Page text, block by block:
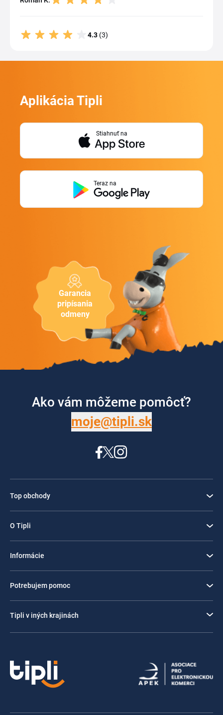
4.3 (3)
Garancia
pripísania
odmeny
Aplikácia Tipli
Stiahnuť na
Teraz na
Ako vám môžeme pomôcť?
moje@tipli.sk
Top obchody
O Tipli
Informácie
Potrebujem pomoc
Tipli v iných krajinách